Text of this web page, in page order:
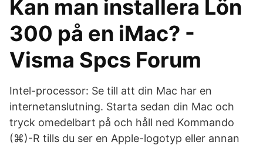
Kan man installera Lön
300 på en iMac? -
Visma Spcs Forum
Intel-processor: Se till att din Mac har en
internetanslutning. Starta sedan din Mac och
tryck omedelbart på och håll ned Kommando
(⌘)-R tills du ser en Apple-logotyp eller annan